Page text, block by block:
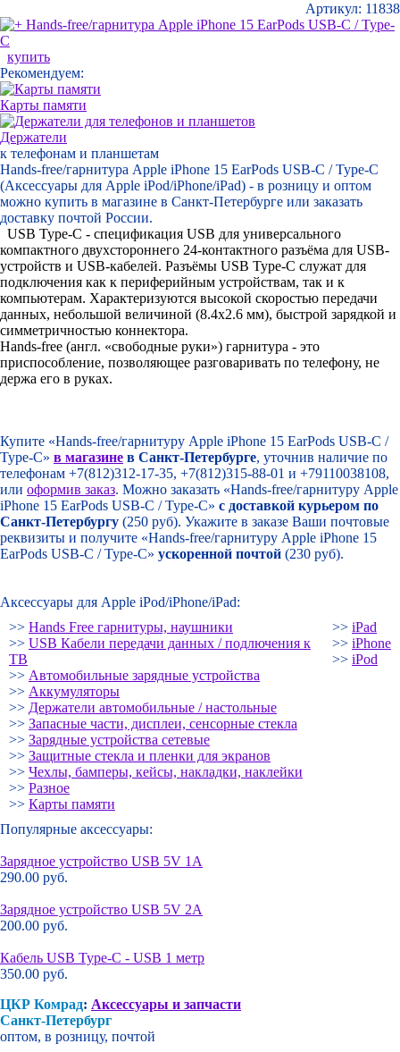
Артикул: 11838
купить
Рекомендуем:
Карты памяти
Держатели
к телефонам и планшетам
Hands-free/гарнитура Apple iPhone 15 EarPods USB-C / Type-C
(Аксессуары для Apple iPod/iPhone/iPad) - в розницу и оптом
можно купить в магазине в Санкт-Петербурге или заказать
доставку почтой России.
USB Type-C - спецификация USB для универсального
компактного двухстороннего 24-контактного разъёма для USB-
устройств и USB-кабелей. Разъёмы USB Type-C служат для
подключения как к периферийным устройствам, так и к
компьютерам. Характеризуются высокой скоростью передачи
данных, небольшой величиной (8.4х2.6 мм), быстрой зарядкой и
симметричностью коннектора.
Hands-free (англ. «свободные руки») гарнитура - это
приспособление, позволяющее разговаривать по телефону, не
держа его в руках.
Купите «Hands-free/гарнитуру Apple iPhone 15 EarPods USB-C /
Type-C» в магазине в Санкт-Петербурге, уточнив наличие по
телефонам +7(812)312-17-35, +7(812)315-88-01 и +79110038108,
или оформив заказ. Можно заказать «Hands-free/гарнитуру Apple
iPhone 15 EarPods USB-C / Type-C» с доставкой курьером по
Санкт-Петербургу (250 руб). Укажите в заказе Ваши почтовые
реквизиты и получите «Hands-free/гарнитуру Apple iPhone 15
EarPods USB-C / Type-C» ускоренной почтой (230 руб).
Аксессуары для Apple iPod/iPhone/iPad:
>> Hands Free гарнитуры, наушники
>> USB Кабели передачи данных / подлючения к
ТВ
>> Автомобильные зарядные устройства
>> Аккумуляторы
>> Держатели автомобильные / настольные
>> Запасные части, дисплеи, сенсорные стекла
>> Зарядные устройства сетевые
>> Защитные стекла и пленки для экранов
>> Чехлы, бамперы, кейсы, накладки, наклейки
>> Разное
>> Карты памяти
>> iPad
>> iPhone
>> iPod
Популярные аксессуары:
Зарядное устройство USB 5V 1A
290.00 руб.
Зарядное устройство USB 5V 2A
200.00 руб.
Кабель USB Type-C - USB 1 метр
350.00 руб.
ЦКР Комрад: Аксессуары и запчасти
Санкт-Петербург
оптом, в розницу, почтой